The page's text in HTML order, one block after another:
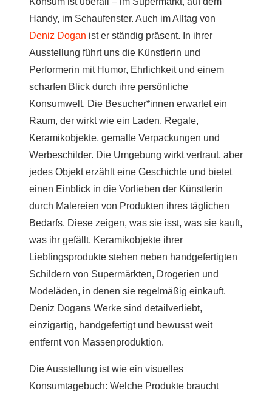
Handy, im Schaufenster. Auch im Alltag von
Deniz Dogan ist er ständig präsent. In ihrer
Ausstellung führt uns die Künstlerin und
Performerin mit Humor, Ehrlichkeit und einem
scharfen Blick durch ihre persönliche
Konsumwelt. Die Besucher*innen erwartet ein
Raum, der wirkt wie ein Laden. Regale,
Keramikobjekte, gemalte Verpackungen und
Werbeschilder. Die Umgebung wirkt vertraut, aber
jedes Objekt erzählt eine Geschichte und bietet
einen Einblick in die Vorlieben der Künstlerin
durch Malereien von Produkten ihres täglichen
Bedarfs. Diese zeigen, was sie isst, was sie kauft,
was ihr gefällt. Keramikobjekte ihrer
Lieblingsprodukte stehen neben handgefertigten
Schildern von Supermärkten, Drogerien und
Modeläden, in denen sie regelmäßig einkauft.
Deniz Dogans Werke sind detailverliebt,
einzigartig, handgefertigt und bewusst weit
entfernt von Massenproduktion.
Die Ausstellung ist wie ein visuelles
Konsumtagebuch: Welche Produkte braucht